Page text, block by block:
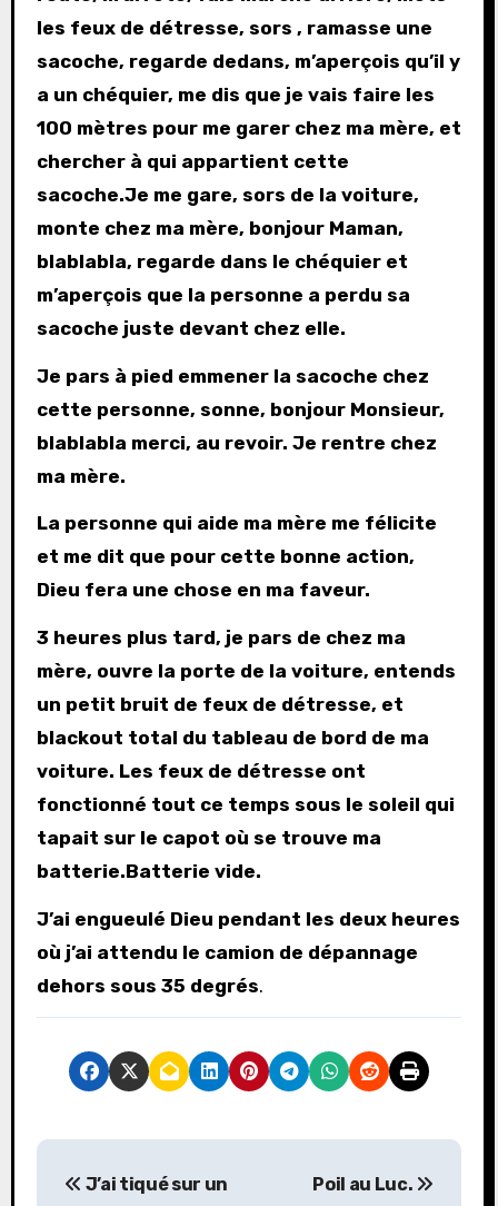
les feux de détresse, sors , ramasse une
sacoche, regarde dedans, m’aperçois qu’il y
a un chéquier, me dis que je vais faire les
100 mètres pour me garer chez ma mère, et
chercher à qui appartient cette
sacoche.Je me gare, sors de la voiture,
monte chez ma mère, bonjour Maman,
blablabla, regarde dans le chéquier et
m’aperçois que la personne a perdu sa
sacoche juste devant chez elle.
Je pars à pied emmener la sacoche chez
cette personne, sonne, bonjour Monsieur,
blablabla merci, au revoir. Je rentre chez
ma mère.
La personne qui aide ma mère me félicite
et me dit que pour cette bonne action,
Dieu fera une chose en ma faveur.
3 heures plus tard, je pars de chez ma
mère, ouvre la porte de la voiture, entends
un petit bruit de feux de détresse, et
blackout total du tableau de bord de ma
voiture. Les feux de détresse ont
fonctionné tout ce temps sous le soleil qui
tapait sur le capot où se trouve ma
batterie.Batterie vide.
J’ai engueulé Dieu pendant les deux heures
où j’ai attendu le camion de dépannage
dehors sous 35 degrés.
N
J’ai tiqué sur un
Poil au Luc.